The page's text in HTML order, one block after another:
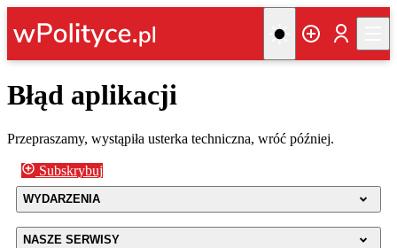
Błąd aplikacji
Przepraszamy, wystąpiła usterka techniczna, wróć później.
Subskrybuj
WYDARZENIA
NASZE SERWISY